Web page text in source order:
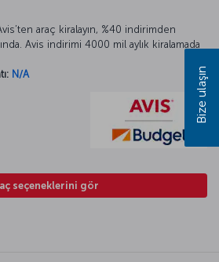
araç kiralayın, %40 indirimden
Avis indirimi 4000 mil aylık kiralamada
N/A
seçeneklerini gör
Bize ulaşın